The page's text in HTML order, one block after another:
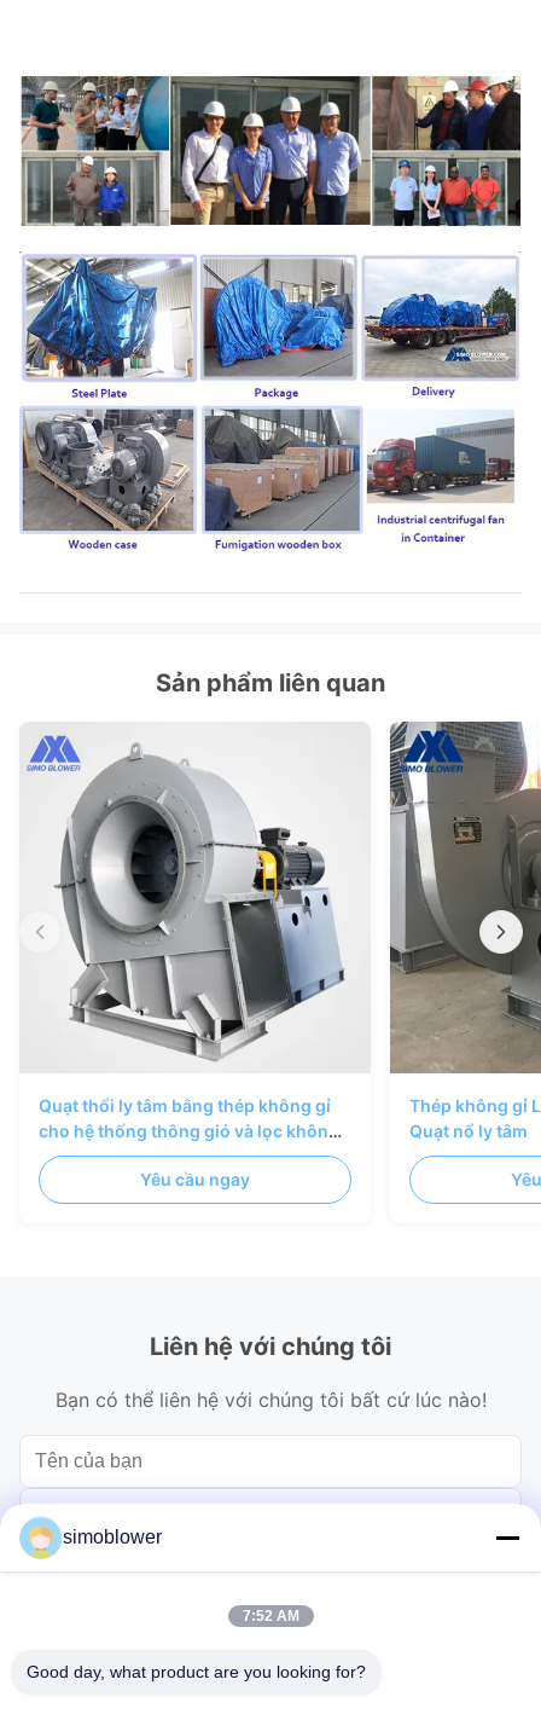
Sản phẩm liên quan
Quạt thổi ly tâm bằng thép không gỉ
cho hệ thống thông gió và lọc không
khí công nghiệp
Yêu cầu ngay
Thép không gỉ
Quạt nổ ly tâm
Liên hệ với chúng tôi
Bạn có thể liên hệ với chúng tôi bất cứ lúc nào!
simoblower
7:52 AM
Good day, what product are you looking for?